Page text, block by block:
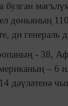
дөньяның
ди генераль
- 38,
– 6
дәүләтенә